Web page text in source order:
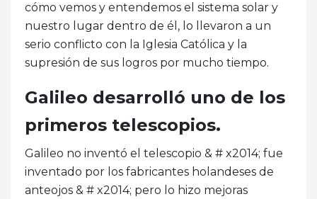
cómo vemos y entendemos el sistema solar y
nuestro lugar dentro de él, lo llevaron a un
serio conflicto con la Iglesia Católica y la
supresión de sus logros por mucho tiempo.
Galileo desarrolló uno de los
primeros telescopios.
Galileo no inventó el telescopio & # x2014; fue
inventado por los fabricantes holandeses de
anteojos & # x2014; pero lo hizo mejoras